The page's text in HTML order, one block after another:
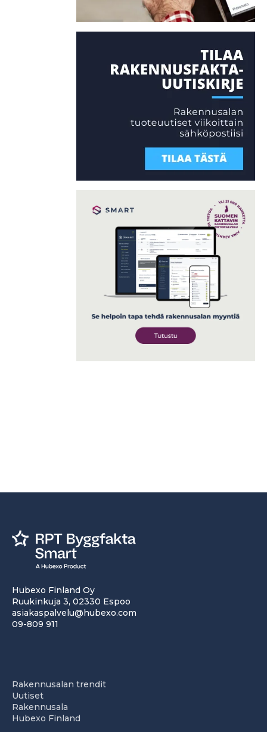
Hubexo Finland Oy
Ruukinkuja 3, 02330 Espoo
asiakaspalvelu@hubexo.com
09-809 911
Rakennusalan trendit
Uutiset
Rakennusala
Hubexo Finland